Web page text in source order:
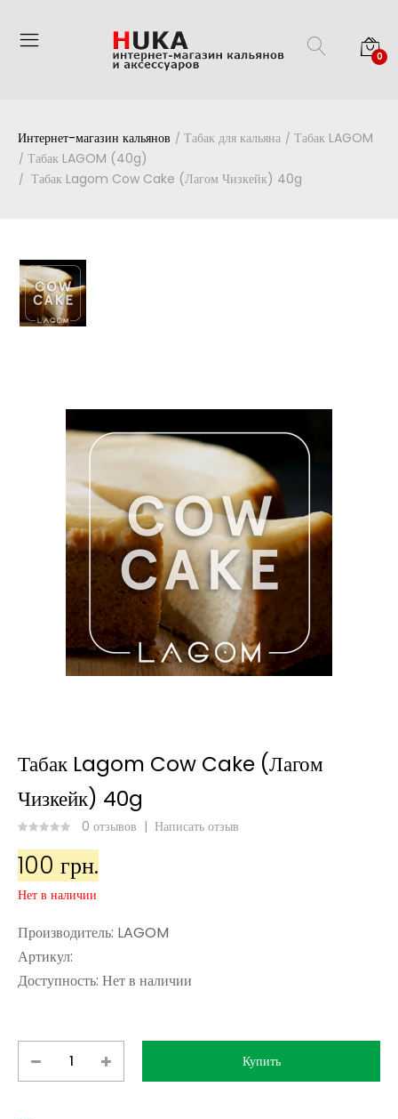
0
Интернет-магазин кальянов Табак для кальяна
Табак LAGOM
Табак LAGOM (40g)
Табак Lagom Cow Cake (Лагом Чизкейк) 40g
Табак Lagom Cow Cake (Лагом
Чизкейк) 40g
0 отзывов | Написать отзыв
100 грн.
Нет в наличии
Производитель: LAGOM
Артикул:
Доступность: Нет в наличии